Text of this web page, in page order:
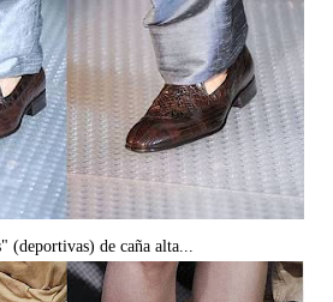
(deportivas) de caña alta...